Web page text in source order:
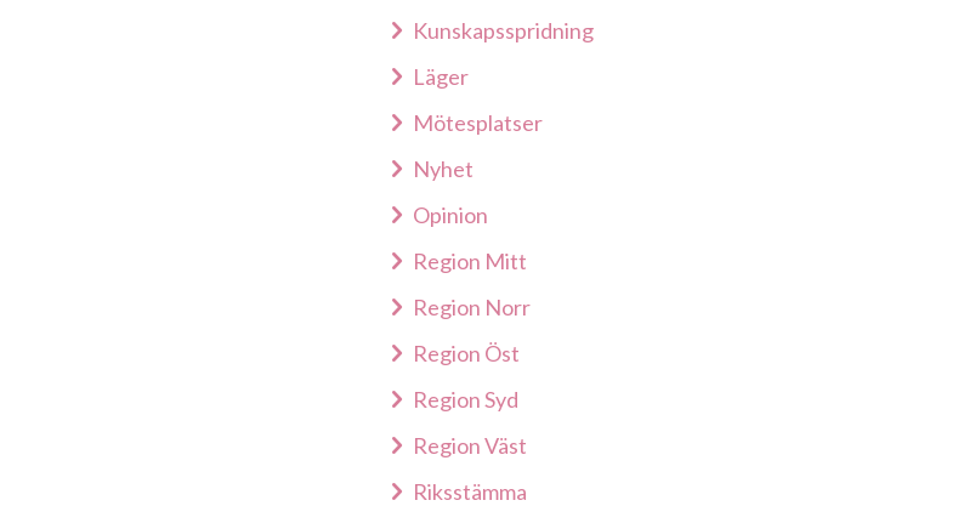
Kunskapsspridning
Läger
Mötesplatser
Nyhet
Opinion
Region Mitt
Region Norr
Region Öst
Region Syd
Region Väst
Riksstämma